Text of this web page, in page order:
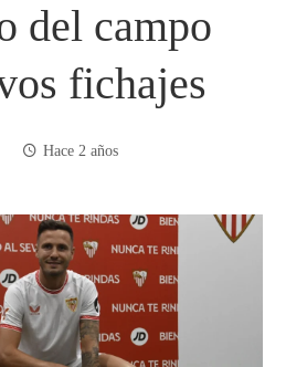
del campo
fichajes
Hace 2 años